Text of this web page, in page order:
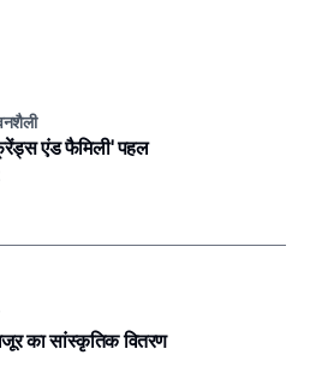
एंड फैमिली' पहल
का सांस्कृतिक वितरण